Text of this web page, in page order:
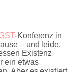
-Konferenz in
– und leide.
Existenz
ein etwas